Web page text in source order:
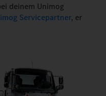
deinem Unimog
Servicepartner, er